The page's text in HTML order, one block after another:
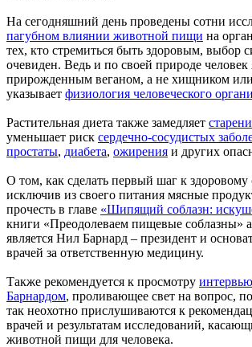
На сегодняшний день проведены сотни
пагубном влиянии животной пищи на
тех, кто стремиться быть здоровым, выбор
очевиден. Ведь и по своей природе человек
прирожденным веганом, а не хищником
указывает физиология человеческого
Растительная диета также замедляет
уменьшает риск сердечно-сосудистых
простаты, диабета, ожирения и других
О том, как сделать первый шаг к здоровому
исключив из своего питания мясные
прочесть в главе «Шипящий соблазн:
книги «Преодолеваем пищевые соблазны»
является Нил Барнард – президент и
врачей за ответственную медицину.
Также рекомендуется к просмотру
Барнардом, проливающее свет на вопрос,
так неохотно прислушиваются к
врачей и результатам исследований,
животной пищи для человека.